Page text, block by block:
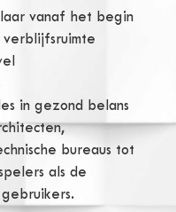
vanaf het begin
in gezond belans
bureaus tot
als de